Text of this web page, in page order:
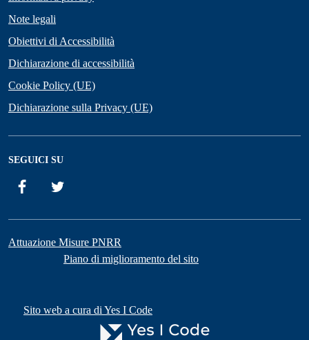
Note legali
Obiettivi di Accessibilità
Dichiarazione di accessibilità
Cookie Policy (UE)
Dichiarazione sulla Privacy (UE)
SEGUICI SU
Facebook
Attuazione Misure PNRR
Piano di miglioramento del sito
Sito web a cura di Yes I Code